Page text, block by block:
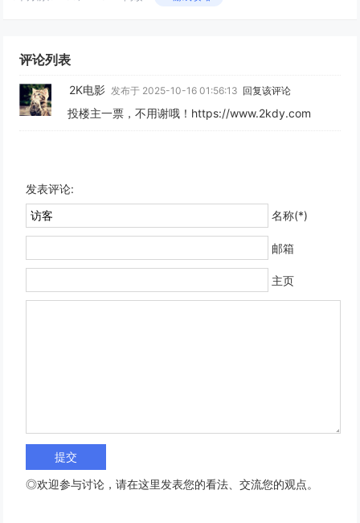
评论列表
2K电影 发布于 2025-10-16 01:56:13 回复该评论
投楼主一票，不用谢哦！https://www.2kdy.com
发表评论:
名称(*)
邮箱
主页
◎欢迎参与讨论，请在这里发表您的看法、交流您的观点。